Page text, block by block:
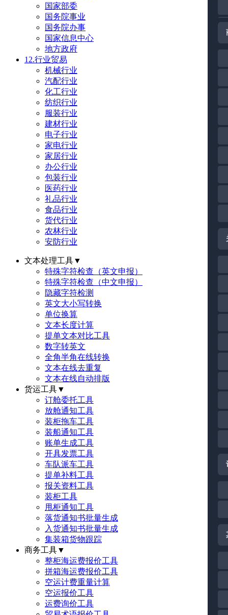
国家部委
国务院事业
国务院办事
国家信息中心
地方政府
12.行业贸易
机械行业
汽配行业
化工行业
纺织行业
服装行业
建材行业
电子行业
家电行业
家居行业
办公行业
包装行业
医药行业
礼品行业
食品行业
货代行业
农林行业
安防行业
文本处理工具▼
特殊字符检查（英文申报）
特殊字符检查（中文申报）
隐藏字符检测
英文大小写转换
单位换算
文本长度计算
提单文本对比工具
数字转英文
全角半角在线转换
文本在线去重复
文本在线自动排版
货运工具▼
订舱委托工具
放舱通知工具
装柜拖车工具
装船通知工具
账单生成工具
开具发票工具
车队派车工具
提单补料工具
报关资料工具
装柜工具
甩柜通知工具
落货通知书批量生成
入货通知书批量生成
集装箱货物跟踪
商务工具▼
整柜海运费报价工具
拼箱海运费报价工具
空运计费重量计算
空运报价工具
运费询价工具